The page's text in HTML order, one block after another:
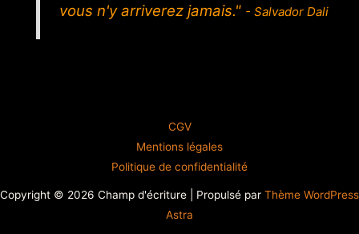
vous n'y arriverez jamais." - Salvador Dali
CGV
Mentions légales
Politique de confidentialité
Copyright © 2026 Champ d'écriture | Propulsé par Thème WordPress
Astra